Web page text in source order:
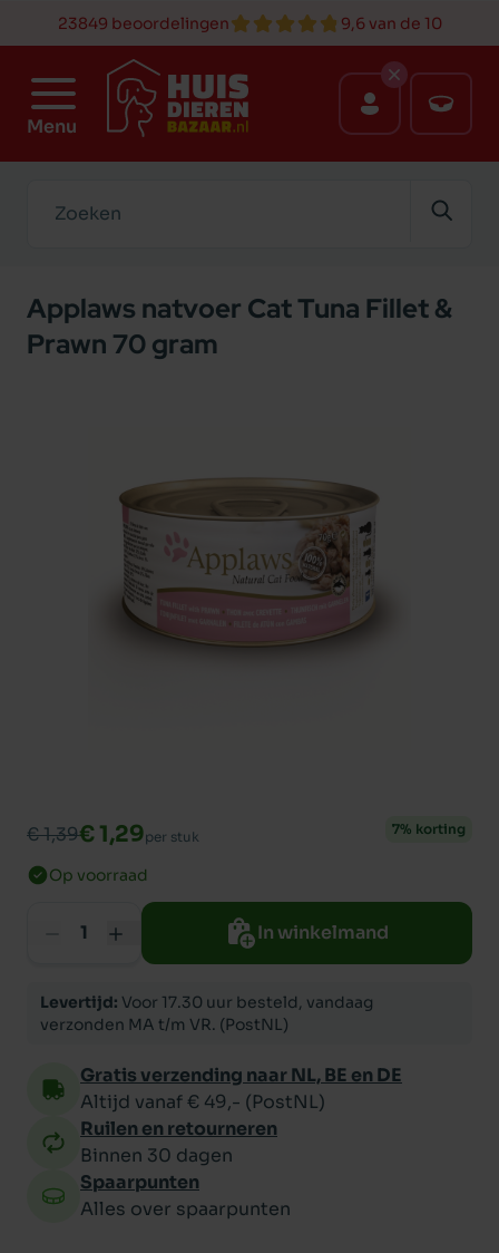
23849 beoordelingen 9,6 van de 10
Menu
Applaws natvoer Cat Tuna Fillet &
Prawn 70 gram
€ 1,39€ 1,29per stuk 7% korting
Op voorraad
In winkelmand
Levertijd: Voor 17.30 uur besteld, vandaag
verzonden MA t/m VR. (PostNL)
Gratis verzending naar NL, BE en DE
Altijd vanaf € 49,- (PostNL)
Ruilen en retourneren
Binnen 30 dagen
Spaarpunten
Alles over spaarpunten